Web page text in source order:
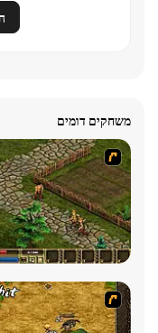
משחקים דומים